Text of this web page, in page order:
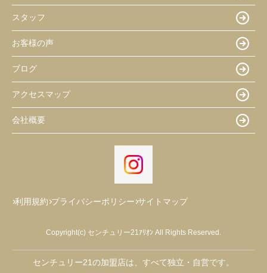
スタッフ
お客様の声
ブログ
アクセスマップ
会社概要
利用規約 プライバシーポリシー サイトマップ
Copyright(c) センチュリー21ｱﾘｵﾝ All Rights Reserved.
センチュリー21の加盟店は、すべて独立・自営です。